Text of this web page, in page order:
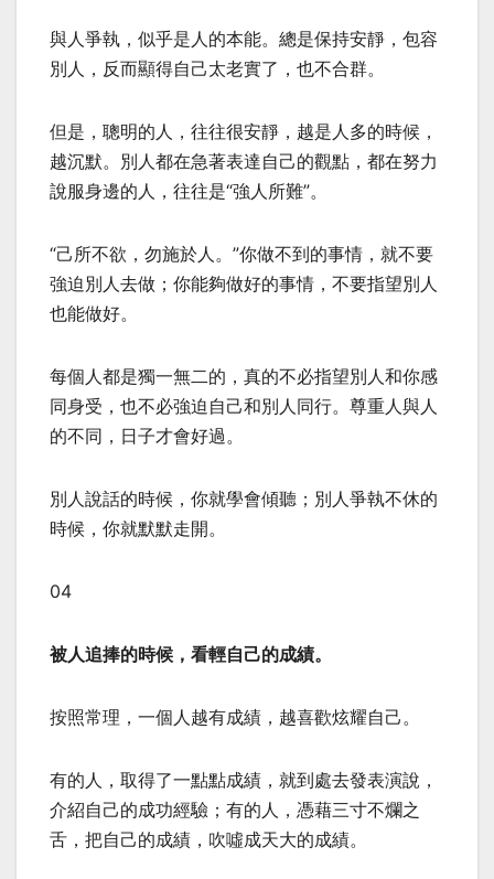
與人爭執，似乎是人的本能。總是保持安靜，包容
別人，反而顯得自己太老實了，也不合群。
但是，聰明的人，往往很安靜，越是人多的時候，
越沉默。別人都在急著表達自己的觀點，都在努力
說服身邊的人，往往是“強人所難”。
“己所不欲，勿施於人。”你做不到的事情，就不要
強迫別人去做；你能夠做好的事情，不要指望別人
也能做好。
每個人都是獨一無二的，真的不必指望別人和你感
同身受，也不必強迫自己和別人同行。尊重人與人
的不同，日子才會好過。
別人說話的時候，你就學會傾聽；別人爭執不休的
時候，你就默默走開。
04
被人追捧的時候，看輕自己的成績。
按照常理，一個人越有成績，越喜歡炫耀自己。
有的人，取得了一點點成績，就到處去發表演說，
介紹自己的成功經驗；有的人，憑藉三寸不爛之
舌，把自己的成績，吹噓成天大的成績。